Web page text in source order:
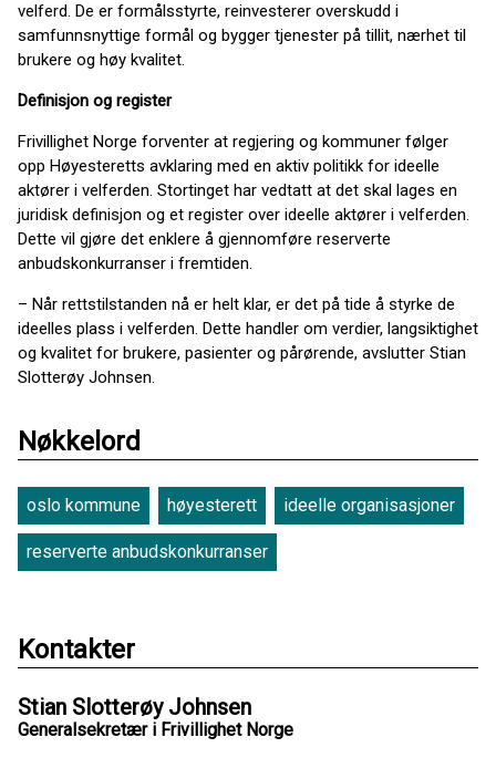
velferd. De er formålsstyrte, reinvesterer overskudd i
samfunnsnyttige formål og bygger tjenester på tillit, nærhet til
brukere og høy kvalitet.
Definisjon og register
Frivillighet Norge forventer at regjering og kommuner følger
opp Høyesteretts avklaring med en aktiv politikk for ideelle
aktører i velferden. Stortinget har vedtatt at det skal lages en
juridisk definisjon og et register over ideelle aktører i velferden.
Dette vil gjøre det enklere å gjennomføre reserverte
anbudskonkurranser i fremtiden.
– Når rettstilstanden nå er helt klar, er det på tide å styrke de
ideelles plass i velferden. Dette handler om verdier, langsiktighet
og kvalitet for brukere, pasienter og pårørende, avslutter Stian
Slotterøy Johnsen.
Nøkkelord
oslo kommune høyesterett ideelle organisasjoner
reserverte anbudskonkurranser
Kontakter
Stian Slotterøy Johnsen
Generalsekretær i Frivillighet Norge